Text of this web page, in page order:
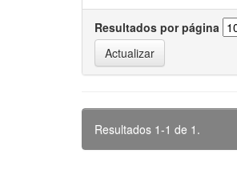
Resultados por página
Resultados 1-1 de 1.